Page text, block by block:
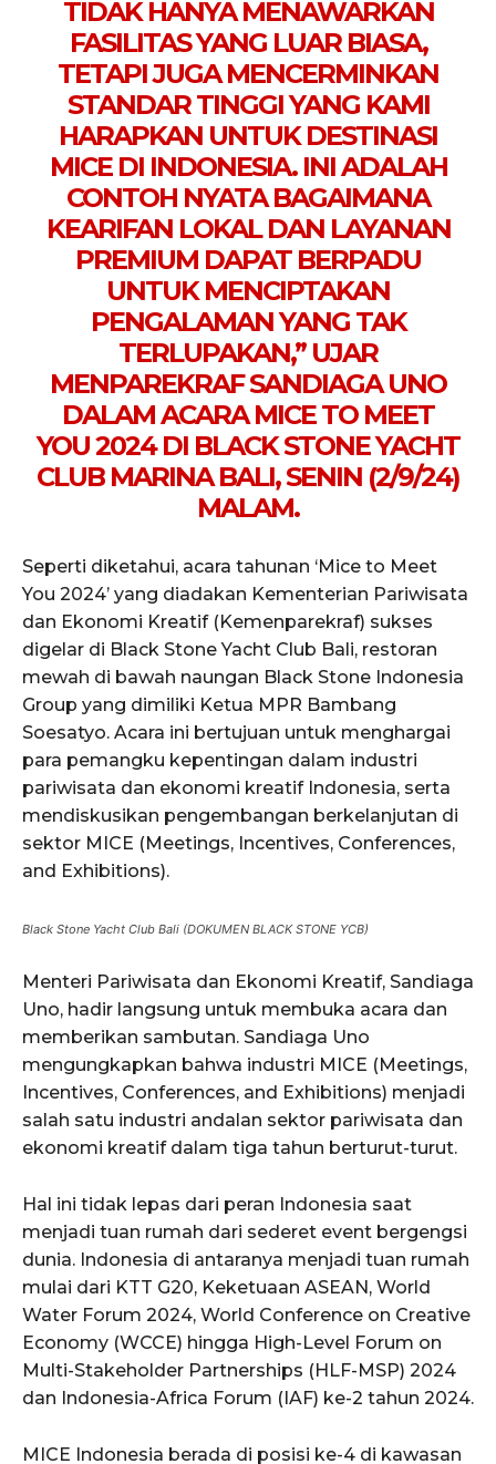
TIDAK HANYA MENAWARKAN
FASILITAS YANG LUAR BIASA,
TETAPI JUGA MENCERMINKAN
STANDAR TINGGI YANG KAMI
HARAPKAN UNTUK DESTINASI
MICE DI INDONESIA. INI ADALAH
CONTOH NYATA BAGAIMANA
KEARIFAN LOKAL DAN LAYANAN
PREMIUM DAPAT BERPADU
UNTUK MENCIPTAKAN
PENGALAMAN YANG TAK
TERLUPAKAN,” UJAR
MENPAREKRAF SANDIAGA UNO
DALAM ACARA MICE TO MEET
YOU 2024 DI BLACK STONE YACHT
CLUB MARINA BALI, SENIN (2/9/24)
MALAM.
Seperti diketahui, acara tahunan ‘Mice to Meet
You 2024’ yang diadakan Kementerian Pariwisata
dan Ekonomi Kreatif (Kemenparekraf) sukses
digelar di Black Stone Yacht Club Bali, restoran
mewah di bawah naungan Black Stone Indonesia
Group yang dimiliki Ketua MPR Bambang
Soesatyo. Acara ini bertujuan untuk menghargai
para pemangku kepentingan dalam industri
pariwisata dan ekonomi kreatif Indonesia, serta
mendiskusikan pengembangan berkelanjutan di
sektor MICE (Meetings, Incentives, Conferences,
and Exhibitions).
Black Stone Yacht Club Bali (DOKUMEN BLACK STONE YCB)
Menteri Pariwisata dan Ekonomi Kreatif, Sandiaga
Uno, hadir langsung untuk membuka acara dan
memberikan sambutan. Sandiaga Uno
mengungkapkan bahwa industri MICE (Meetings,
Incentives, Conferences, and Exhibitions) menjadi
salah satu industri andalan sektor pariwisata dan
ekonomi kreatif dalam tiga tahun berturut-turut.
Hal ini tidak lepas dari peran Indonesia saat
menjadi tuan rumah dari sederet event bergengsi
dunia. Indonesia di antaranya menjadi tuan rumah
mulai dari KTT G20, Keketuaan ASEAN, World
Water Forum 2024, World Conference on Creative
Economy (WCCE) hingga High-Level Forum on
Multi-Stakeholder Partnerships (HLF-MSP) 2024
dan Indonesia-Africa Forum (IAF) ke-2 tahun 2024.
MICE Indonesia berada di posisi ke-4 di kawasan